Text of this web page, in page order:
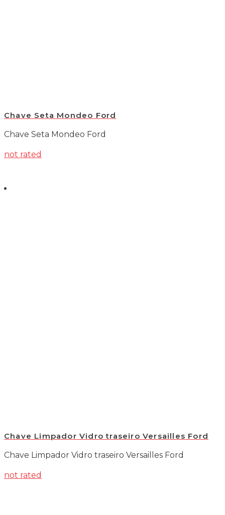
Chave Seta Mondeo Ford
Chave Seta Mondeo Ford
not rated
Chave Limpador Vidro traseiro Versailles Ford
Chave Limpador Vidro traseiro Versailles Ford
not rated